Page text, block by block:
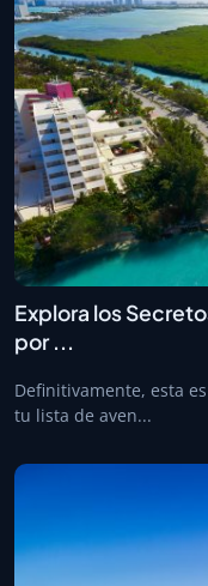
Explora los
por ...
Definitivamente, esta
tu lista de aven...